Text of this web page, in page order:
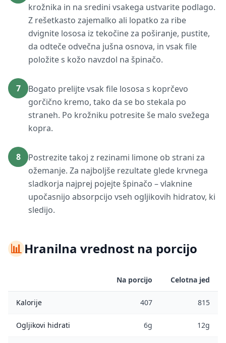
krožnika in na sredini vsakega ustvarite podlago.
Z rešetkasto zajemalko ali lopatko za ribe
dvignite lososa iz tekočine za poširanje, pustite,
da odteče odvečna jušna osnova, in vsak file
položite s kožo navzdol na špinačo.
7
Bogato prelijte vsak file lososa s koprčevo
gorčično kremo, tako da se bo stekala po
straneh. Po krožniku potresite še malo svežega
kopra.
8
Postrezite takoj z rezinami limone ob strani za
ožemanje. Za najboljše rezultate glede krvnega
sladkorja najprej pojejte špinačo – vlaknine
upočasnijo absorpcijo vseh ogljikovih hidratov, ki
sledijo.
📊Hranilna vrednost na porcijo
Na porcijo Celotna jed
Kalorije 407 815
Ogljikovi hidrati 6g 12g